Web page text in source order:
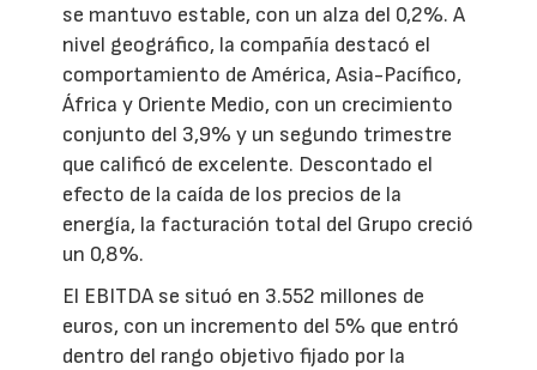
se mantuvo estable, con un alza del 0,2%. A
nivel geográfico, la compañía destacó el
comportamiento de América, Asia-Pacífico,
África y Oriente Medio, con un crecimiento
conjunto del 3,9% y un segundo trimestre
que calificó de excelente. Descontado el
efecto de la caída de los precios de la
energía, la facturación total del Grupo creció
un 0,8%.
El EBITDA se situó en 3.552 millones de
euros, con un incremento del 5% que entró
dentro del rango objetivo fijado por la